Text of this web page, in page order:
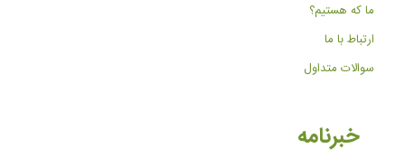
ما که هستیم؟
ارتباط با ما
سوالات متداول
خبرنامه